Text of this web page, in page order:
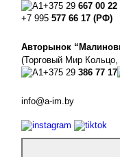
+375 29 667 00 22
+7 995 577 66 17 (РФ)
Авторынок
(Торговый Мир Кольцо,
+375 29 386 77 17
info@a-im.by